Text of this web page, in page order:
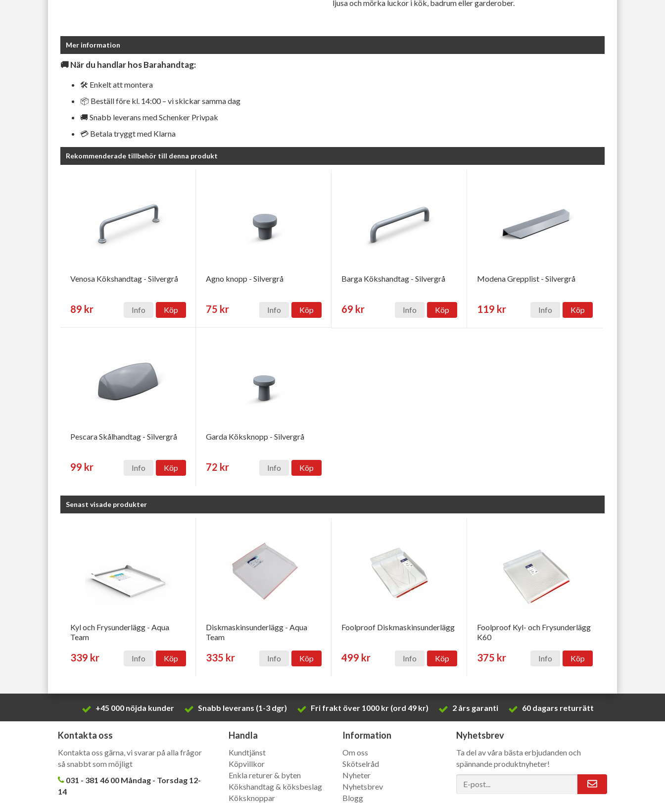
ljusa och mörka luckor i kök, badrum eller garderober.
Mer information
🚚När du handlar hos Barahandtag:
🛠️ Enkelt att montera
📦 Beställ före kl. 14:00 – vi skickar samma dag
🚚 Snabb leverans med Schenker Privpak
💳 Betala tryggt med Klarna
Rekommenderade tillbehör till denna produkt
Venosa Kökshandtag - Silvergrå
89 kr Info Köp
Agno knopp - Silvergrå
75 kr Info Köp
Barga Kökshandtag - Silvergrå
69 kr Info Köp
Modena Grepplist - Silvergrå
119 kr Info Köp
Pescara Skålhandtag - Silvergrå
99 kr Info Köp
Garda Köksknopp - Silvergrå
72 kr Info Köp
Senast visade produkter
Kyl och Frysunderlägg - Aqua
Team
339 kr Info Köp
Diskmaskinsunderlägg - Aqua
Team
335 kr Info Köp
Foolproof Diskmaskinsunderlägg
499 kr Info Köp
Foolproof Kyl- och Frysunderlägg
K60
375 kr Info Köp
+45 000 nöjda kunder Snabb leverans (1-3 dgr) Fri frakt över 1000 kr (ord 49 kr) 2 års garanti 60 dagars returrätt
Kontakta oss
Kontakta oss gärna, vi svarar på alla frågor
så snabbt som möjligt
031 - 381 46 00 Måndag - Torsdag 12-
14
Handla
Kundtjänst
Köpvillkor
Enkla returer & byten
Kökshandtag & köksbeslag
Köksknoppar
Information
Om oss
Skötselråd
Nyheter
Nyhetsbrev
Blogg
Nyhetsbrev
Ta del av våra bästa erbjudanden och
spännande produktnyheter!